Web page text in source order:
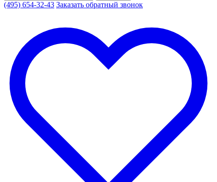
(495) 654-32-43 Заказать обратный звонок